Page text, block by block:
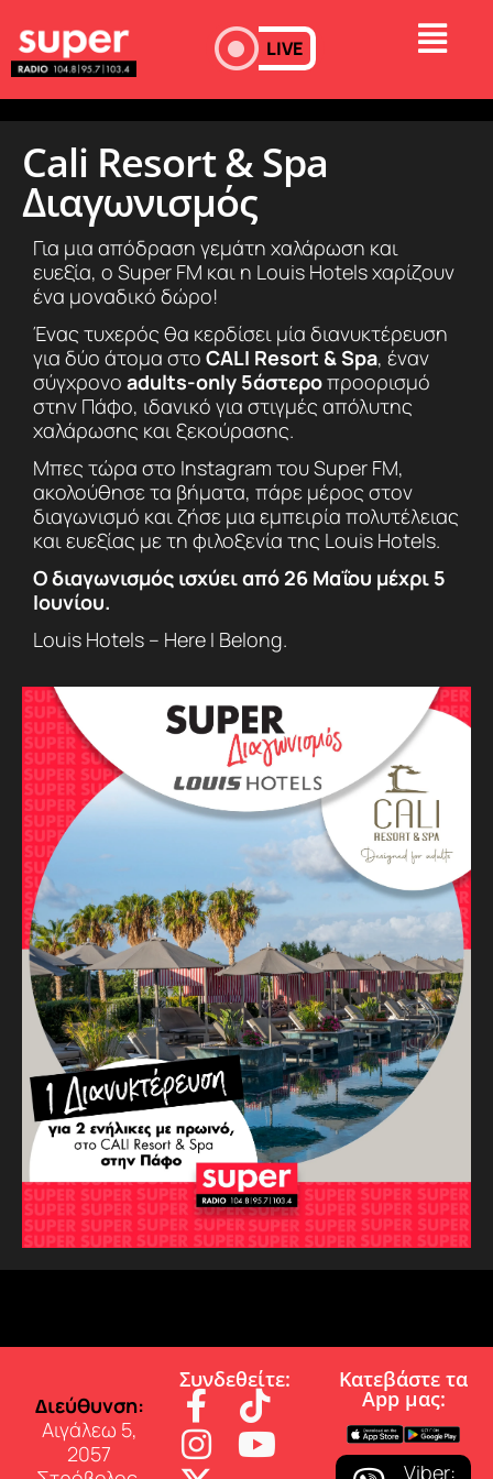
LIVE
Cali Resort & Spa
Διαγωνισμός
Για μια απόδραση γεμάτη χαλάρωση και
ευεξία, ο Super FM και η Louis Hotels χαρίζουν
ένα μοναδικό δώρο!
Ένας τυχερός θα κερδίσει μία διανυκτέρευση
για δύο άτομα στο CALI Resort & Spa, έναν
σύγχρονο adults-only 5άστεροπροορισμό
στην Πάφο, ιδανικό για στιγμές απόλυτης
χαλάρωσης και ξεκούρασης.
Μπες τώρα στο Instagram του Super FM,
ακολούθησε τα βήματα, πάρε μέρος στον
διαγωνισμό και ζήσε μια εμπειρία πολυτέλειας
και ευεξίας με τη φιλοξενία της Louis Hotels.
Ο διαγωνισμός ισχύει από 26 Μαΐου μέχρι 5
Ιουνίου.
Louis Hotels – Here I Belong.
∆ιεύθυνση:
Αιγάλεω 5,
2057
Συνδεθείτε: Κατεβάστε τα
App µας:
Viber: